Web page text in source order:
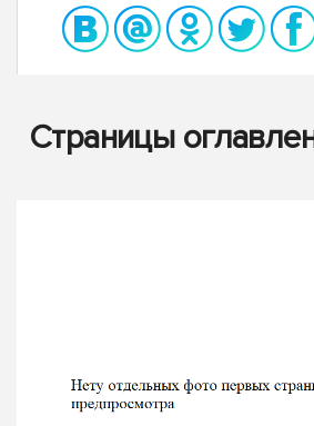
Страницы